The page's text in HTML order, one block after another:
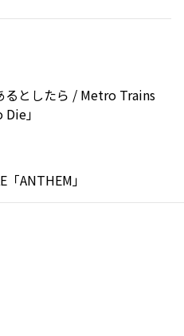
るとしたら / Metro Trains
」
ANTHEM」